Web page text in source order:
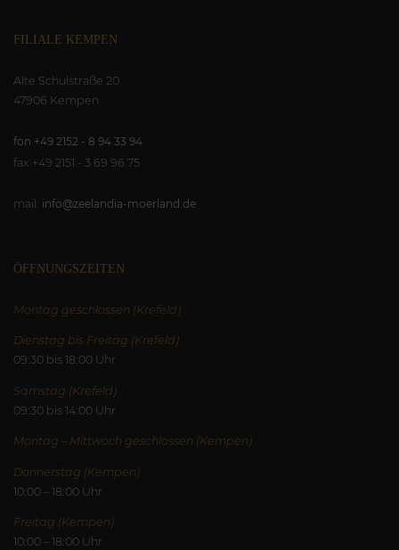
FILIALE KEMPEN
Alte Schulstraße 20
47906 Kempen
fon +49 2152 - 8 94 33 94
fax +49 2151 - 3 69 96 75
mail: info@zeelandia-moerland.de
ÖFFNUNGSZEITEN
Montag geschlossen (Krefeld)
Dienstag bis Freitag (Krefeld)
09:30 bis 18:00 Uhr
Samstag (Krefeld)
09:30 bis 14:00 Uhr
Montag – Mittwoch geschlossen (Kempen)
Donnerstag (Kempen)
10:00 – 18:00 Uhr
Freitag (Kempen)
10:00 – 18:00 Uhr